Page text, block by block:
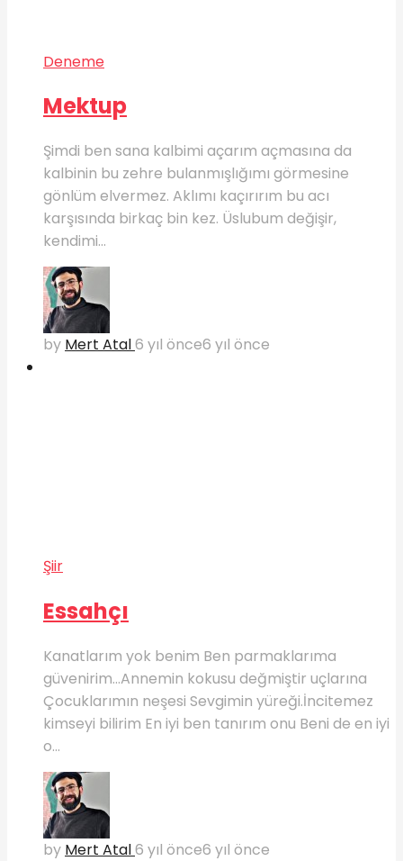
Deneme
Mektup
Şimdi ben sana kalbimi açarım açmasına da
kalbinin bu zehre bulanmışlığımı görmesine
gönlüm elvermez. Aklımı kaçırırım bu acı
karşısında birkaç bin kez. Üslubum değişir,
kendimi...
by Mert Atal6 yıl önce6 yıl önce
Şiir
Essahçı
Kanatlarım yok benim Ben parmaklarıma
güvenirim…Annemin kokusu değmiştir uçlarına
Çocuklarımın neşesi Sevgimin yüreği.İncitemez
kimseyi bilirim En iyi ben tanırım onu Beni de en iyi
o...
by Mert Atal6 yıl önce6 yıl önce